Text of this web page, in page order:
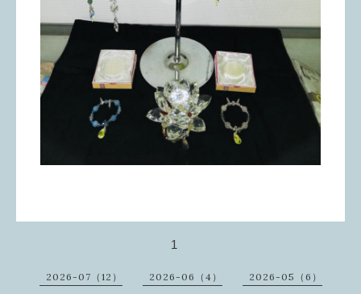
1
2026-07（12） 2026-06（4） 2026-05（6）